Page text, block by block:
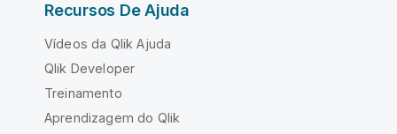
Recursos De Ajuda
Vídeos da Qlik Ajuda
Qlik Developer
Treinamento
Aprendizagem do Qlik